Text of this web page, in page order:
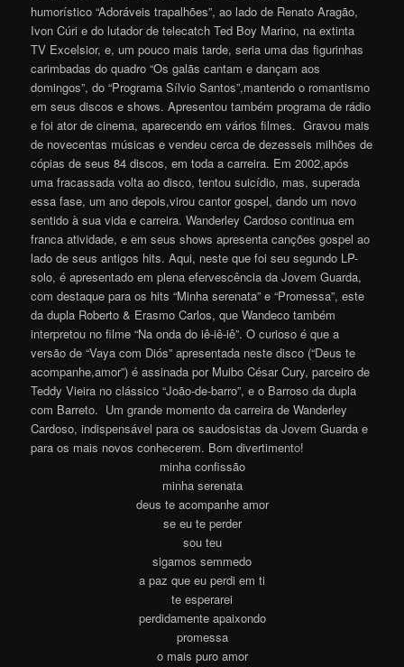
humorístico “Adoráveis trapalhões”, ao lado de Renato Aragão,
Ivon Cúri e do lutador de telecatch Ted Boy Marino, na extinta
TV Excelsior, e, um pouco mais tarde, seria uma das figurinhas
carimbadas do quadro “Os galãs cantam e dançam aos
domingos”, do “Programa Sílvio Santos”,mantendo o romantismo
em seus discos e shows. Apresentou também programa de rádio
e foi ator de cinema, aparecendo em vários filmes. Gravou mais
de novecentas músicas e vendeu cerca de dezesseis milhões de
cópias de seus 84 discos, em toda a carreira. Em 2002,após
uma fracassada volta ao disco, tentou suicídio, mas, superada
essa fase, um ano depois,virou cantor gospel, dando um novo
sentido à sua vida e carreira. Wanderley Cardoso continua em
franca atividade, e em seus shows apresenta canções gospel ao
lado de seus antigos hits. Aqui, neste que foi seu segundo LP-
solo, é apresentado em plena efervescência da Jovem Guarda,
com destaque para os hits “Minha serenata” e “Promessa”, este
da dupla Roberto & Erasmo Carlos, que Wandeco também
interpretou no filme “Na onda do iê-iê-iê”. O curioso é que a
versão de “Vaya com Diós” apresentada neste disco (“Deus te
acompanhe,amor”) é assinada por Muibo César Cury, parceiro de
Teddy Vieira no clássico “João-de-barro”, e o Barroso da dupla
com Barreto. Um grande momento da carreira de Wanderley
Cardoso, indispensável para os saudosistas da Jovem Guarda e
para os mais novos conhecerem. Bom divertimento!
minha confissão
minha serenata
deus te acompanhe amor
se eu te perder
sou teu
sigamos semmedo
a paz que eu perdi em ti
te esperarei
perdidamente apaixondo
promessa
o mais puro amor